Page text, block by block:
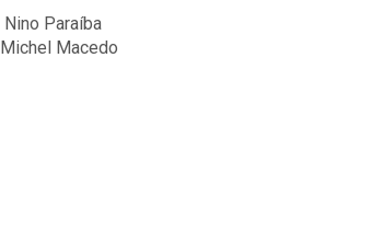
Nino Paraíba
Michel Macedo